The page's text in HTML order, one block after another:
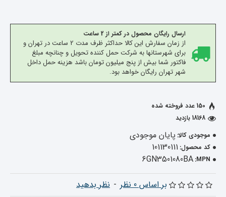
ارسال رایگان محصول در کمتر از 2 ساعت
از زمان سفارش این کالا حداکثر ظرف مدت 2 ساعت در تهران و
برای شهرستانها به شرکت حمل کننده تحویل و چنانچه مبلغ
فاکتور شما بیش از پنج میلیون تومان باشد هزینه حمل داخل
شهر تهران رایگان خواهد بود.
موجودی کالا: پایان موجودی
کد محصول: 101130111
MPN:
6GN3501080BA
150 عدد فروخته شده
18168 بازدید
بر اساس 0 نظر - نظر بدهید